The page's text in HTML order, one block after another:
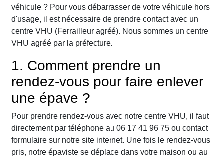
véhicule ? Pour vous débarrasser de votre véhicule hors
d'usage, il est nécessaire de prendre contact avec un
centre VHU (Ferrailleur agréé). Nous sommes un centre
VHU agréé par la préfecture.
1. Comment prendre un
rendez-vous pour faire enlever
une épave ?
Pour prendre rendez-vous avec notre centre VHU, il faut
directement par téléphone au 06 17 41 96 75 ou contact
formulaire sur notre site internet. Une fois le rendez-vous
pris, notre épaviste se déplace dans votre maison ou au